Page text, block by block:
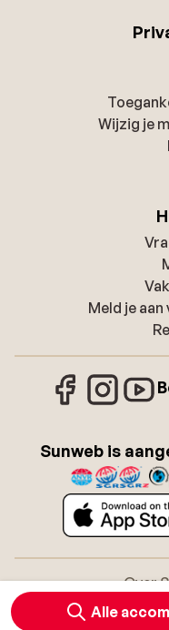
Alle
Wijzig je
Meld je
Sunweb is
Over
Algemene